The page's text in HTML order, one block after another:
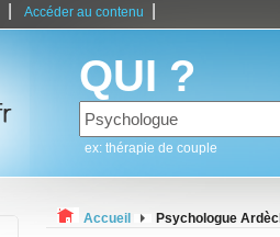
Accéder au contenu
QUI ?
ex: thérapie de couple
Accueil Psychologue